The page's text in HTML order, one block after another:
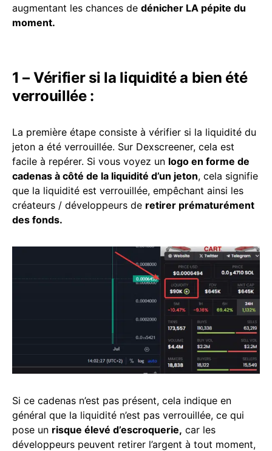
augmentant les chances de dénicher LA pépite du
moment.
1 – Vérifier si la liquidité a bien été
verrouillée :
La première étape consiste à vérifier si la liquidité du
jeton a été verrouillée. Sur Dexscreener, cela est
facile à repérer. Si vous voyez un logo en forme de
cadenas à côté de la liquidité d’un jeton, cela signifie
que la liquidité est verrouillée, empêchant ainsi les
créateurs / développeurs de retirer prématurément
des fonds.
Si ce cadenas n’est pas présent, cela indique en
général que la liquidité n’est pas verrouillée, ce qui
pose un risque élevé d’escroquerie, car les
développeurs peuvent retirer l’argent à tout moment,